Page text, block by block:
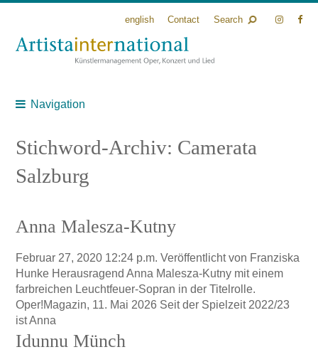
english Contact Search
Navigation
Stichword-Archiv: Camerata
Salzburg
Anna Malesza-Kutny
Februar 27, 2020 12:24 p.m. Veröffentlicht von Franziska
Hunke Herausragend Anna Malesza-Kutny mit einem
farbreichen Leuchtfeuer-Sopran in der Titelrolle.
Oper!Magazin, 11. Mai 2026 Seit der Spielzeit 2022/23
ist Anna
Idunnu Münch